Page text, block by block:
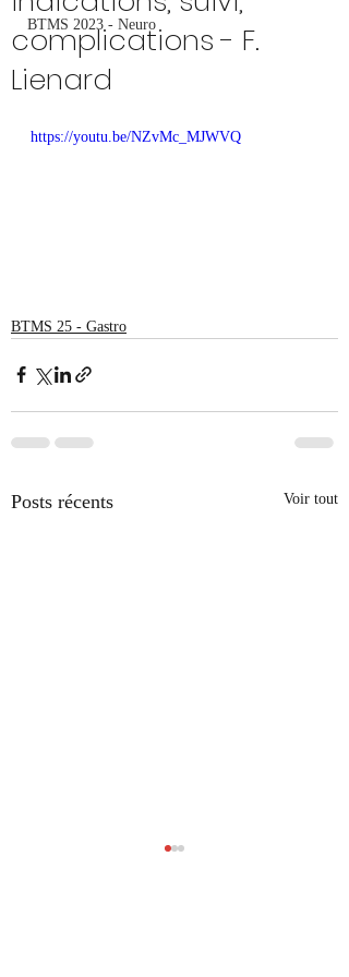
BTMS 2023 - Neuro
complications - F.
Lienard
https://youtu.be/NZvMc_MJWVQ
BTMS 25 - Gastro
Posts récents Voir tout